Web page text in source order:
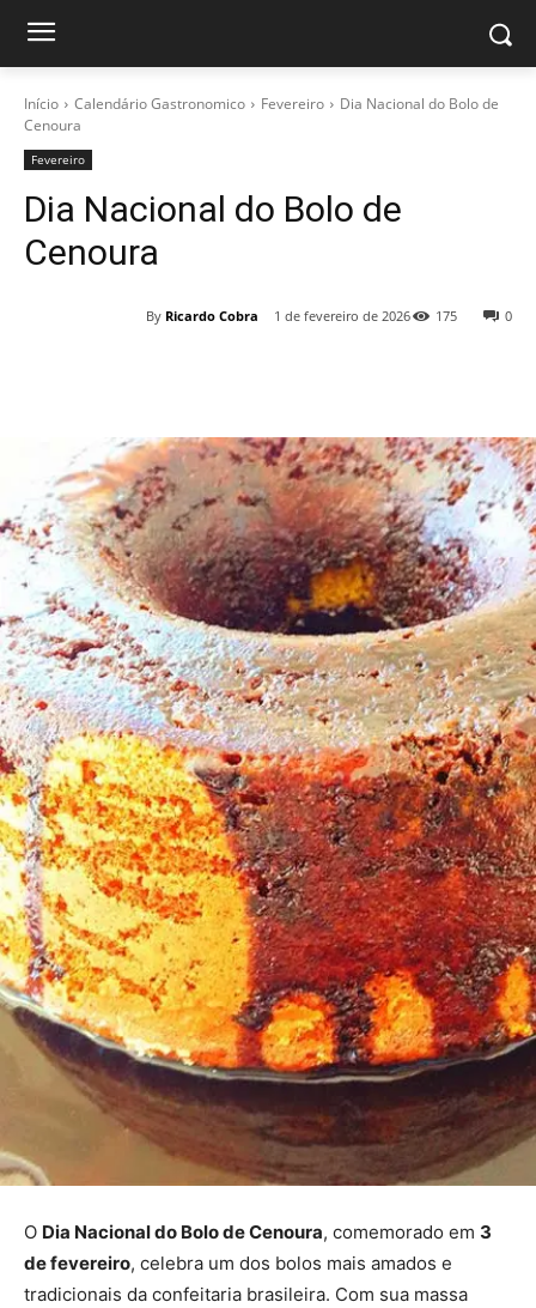
Início Calendário Gastronomico Fevereiro
Dia Nacional do Bolo de
Cenoura
Fevereiro
Dia Nacional do Bolo de
Cenoura
By Ricardo Cobra 1 de fevereiro de 2026 0
175
O Dia Nacional do Bolo de Cenoura, comemorado em 3
de fevereiro, celebra um dos bolos mais amados e
tradicionais da confeitaria brasileira. Com sua massa